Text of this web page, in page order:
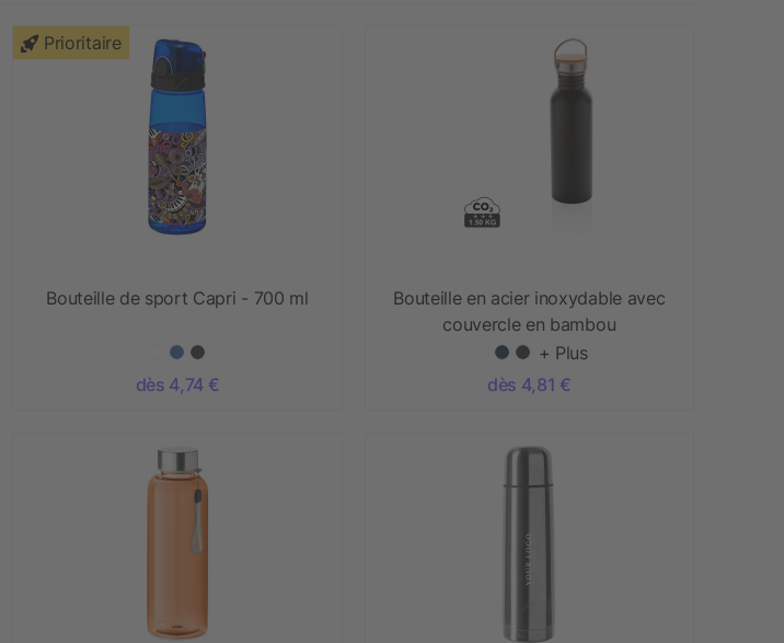
Prioritaire
Bouteille de sport Capri - 700 ml
dès 4,74 €
Bouteille en acier inoxydable avec
couvercle en bambou
+ Plus
dès 4,81 €